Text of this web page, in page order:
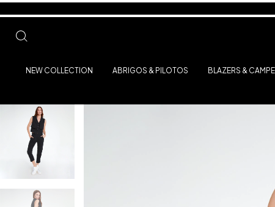
NEW COLLECTION ABRIGOS & PILOTOS BLAZERS &